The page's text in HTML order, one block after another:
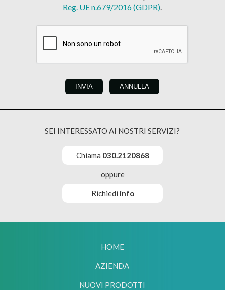
Reg. UE n.679/2016 (GDPR).
SEI INTERESSATO AI NOSTRI SERVIZI?
Chiama 030.2120868
oppure
Richiedi info
HOME
AZIENDA
NUOVI PRODOTTI